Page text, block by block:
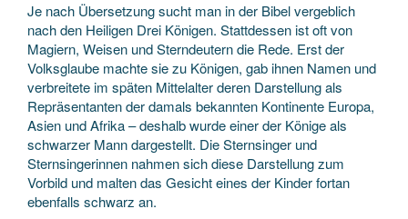
Je nach Übersetzung sucht man in der Bibel vergeblich
nach den Heiligen Drei Königen. Stattdessen ist oft von
Magiern, Weisen und Sterndeutern die Rede. Erst der
Volksglaube machte sie zu Königen, gab ihnen Namen und
verbreitete im späten Mittelalter deren Darstellung als
Repräsentanten der damals bekannten Kontinente Europa,
Asien und Afrika – deshalb wurde einer der Könige als
schwarzer Mann dargestellt. Die Sternsinger und
Sternsingerinnen nahmen sich diese Darstellung zum
Vorbild und malten das Gesicht eines der Kinder fortan
ebenfalls schwarz an.